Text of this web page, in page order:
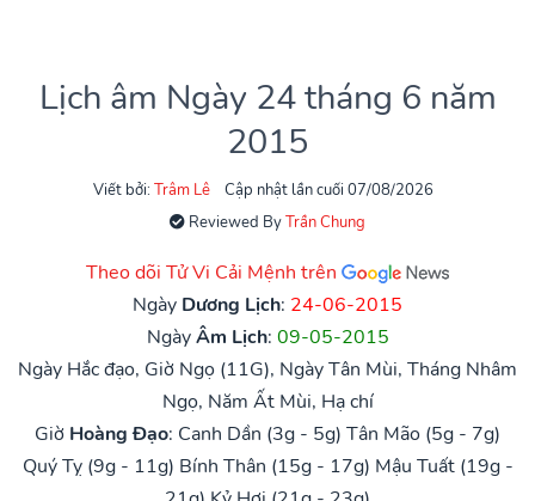
Lịch âm Ngày 24 tháng 6 năm
2015
Viết bởi: Trâm Lê
Cập nhật lần cuối 07/08/2026
Reviewed ByTrần Chung
Theo dõi Tử Vi Cải Mệnh trên
Ngày Dương Lịch: 24-06-2015
NgàyÂm Lịch: 09-05-2015
Ngày Hắc đạo, Giờ Ngọ (11G), Ngày Tân Mùi, Tháng Nhâm
Ngọ, Năm Ất Mùi, Hạ chí
Giờ Hoàng Đạo: Canh Dần (3g - 5g) Tân Mão (5g - 7g)
Quý Tỵ (9g - 11g) Bính Thân (15g - 17g) Mậu Tuất (19g -